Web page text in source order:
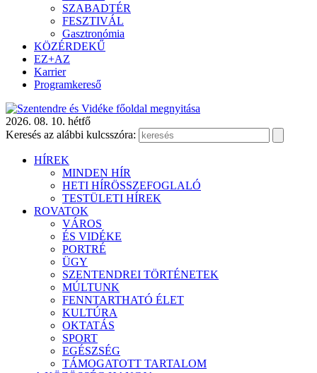
SZABADTÉR
FESZTIVÁL
Gasztronómia
KÖZÉRDEKŰ
EZ+AZ
Karrier
Programkereső
2026. 08. 10. hétfő
Keresés az alábbi kulcsszóra:
HÍREK
MINDEN HÍR
HETI HÍRÖSSZEFOGLALÓ
TESTÜLETI HÍREK
ROVATOK
VÁROS
ÉS VIDÉKE
PORTRÉ
ÜGY
SZENTENDREI TÖRTÉNETEK
MÚLTUNK
FENNTARTHATÓ ÉLET
KULTÚRA
OKTATÁS
SPORT
EGÉSZSÉG
TÁMOGATOTT TARTALOM